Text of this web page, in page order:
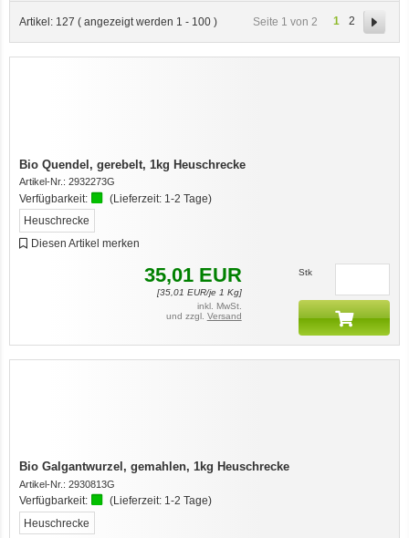
Artikel: 127 ( angezeigt werden 1 - 100) Seite 1 von 2 1 2
Bio Quendel, gerebelt, 1kg Heuschrecke
Artikel-Nr.: 2932273G
Verfügbarkeit: (Lieferzeit: 1-2 Tage)
Heuschrecke
Diesen Artikel merken
35,01 EUR
[35,01 EUR/je 1 Kg]
inkl. MwSt.
und zzgl. Versand
Stk
Bio Galgantwurzel, gemahlen, 1kg Heuschrecke
Artikel-Nr.: 2930813G
Verfügbarkeit: (Lieferzeit: 1-2 Tage)
Heuschrecke